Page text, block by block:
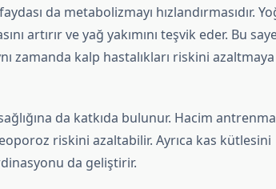
da metabolizmayı hızlandırmasıdır.
artırır ve yağ yakımını teşvik eder. Bu
zamanda kalp hastalıkları riskini azaltmaya
da katkıda bulunur. Hacim
riskini azaltabilir. Ayrıca kas kütlesini
da geliştirir.